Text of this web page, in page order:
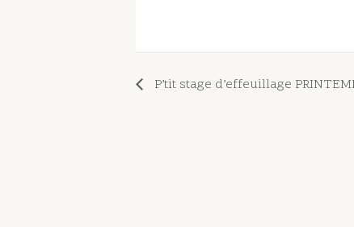
P’tit stage d’effeuillage